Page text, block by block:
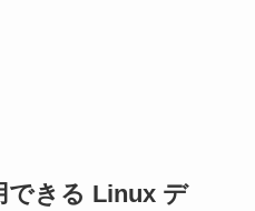
できる Linux デ